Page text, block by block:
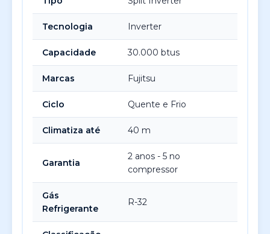
Tecnologia Inverter
Capacidade 30.000 btus
Marcas Fujitsu
Ciclo Quente e Frio
Climatiza até 40 m
Garantia
2 anos - 5 no
compressor
Gás
Refrigerante
R-32